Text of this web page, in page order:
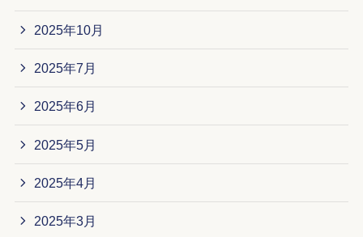
2025年10月
2025年7月
2025年6月
2025年5月
2025年4月
2025年3月